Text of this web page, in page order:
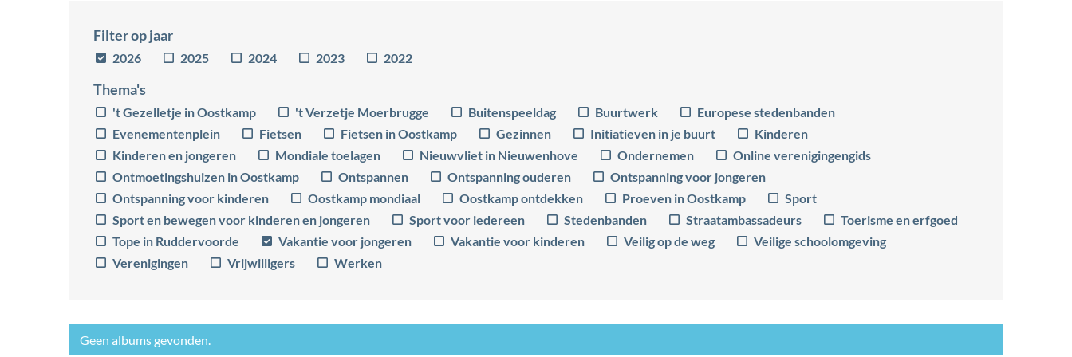
Verfijn of
wijzig
resultaten
Filter
op
Filter op jaar
2026 2025 2024 2023 2022
Thema's
't Gezelletje in Oostkamp 't Verzetje Moerbrugge Buitenspeeldag Buurtwerk
Europese stedenbanden
Evenementenplein
Fietsen Fietsen in Oostkamp Gezinnen Initiatieven in je buurt
Kinderen
Kinderen en jongeren
Mondiale toelagen Nieuwvliet in Nieuwenhove Ondernemen
Online verenigingengids
Ontmoetingshuizen in Oostkamp
Ontspannen Ontspanning ouderen
Ontspanning voor jongeren
Ontspanning voor kinderen
Oostkamp mondiaal Oostkamp ontdekken Proeven in Oostkamp
Sport
Sport en bewegen voor kinderen en jongeren
Sport voor iedereen Stedenbanden Straatambassadeurs
Toerisme en erfgoed
Tope in Ruddervoorde
Vakantie voor jongeren Vakantie voor kinderen Veilig op de weg
Veilige schoolomgeving
Verenigingen
Vrijwilligers Werken
Geen albums gevonden.